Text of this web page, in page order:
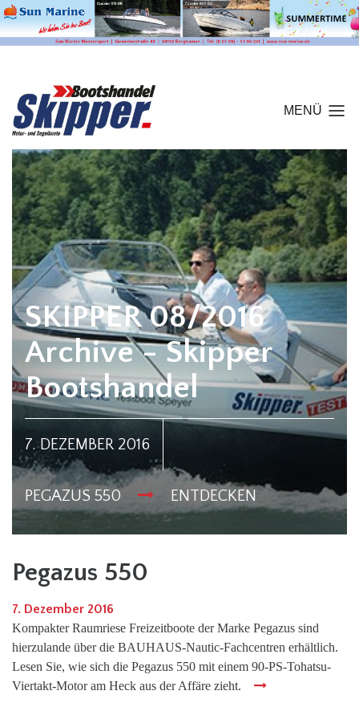
MENÜ
SKIPPER 08/2016
Archive - Skipper
Bootshandel
7. DEZEMBER 2016
PEGAZUS 550 ENTDECKEN
Pegazus 550
7. Dezember 2016
Kompakter Raumriese Freizeitboote der Marke Pegazus sind
hierzulande über die BAUHAUS-Nautic-Fachcentren erhältlich.
Lesen Sie, wie sich die Pegazus 550 mit einem 90-PS-Tohatsu-
Viertakt-Motor am Heck aus der Affäre zieht.